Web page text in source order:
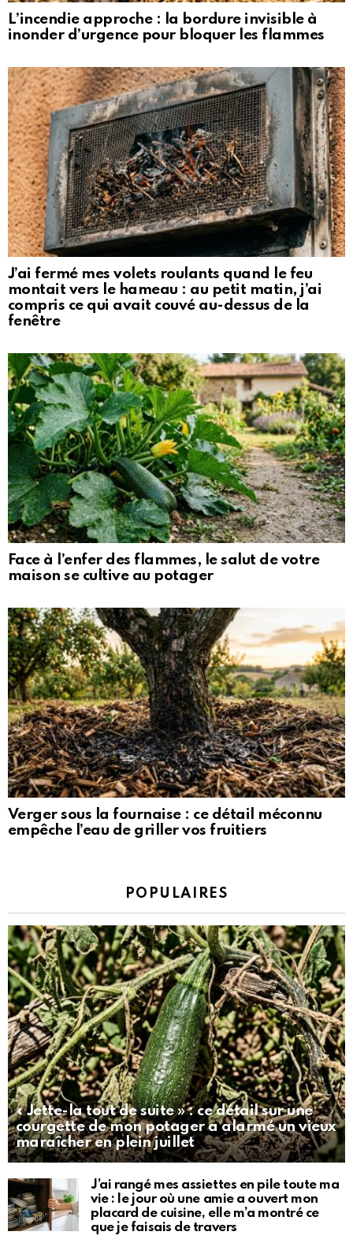
L’incendie approche : la bordure invisible à
inonder d’urgence pour bloquer les flammes
J’ai fermé mes volets roulants quand le feu
montait vers le hameau : au petit matin, j’ai
compris ce qui avait couvé au-dessus de la
fenêtre
Face à l’enfer des flammes, le salut de votre
maison se cultive au potager
Verger sous la fournaise : ce détail méconnu
empêche l’eau de griller vos fruitiers
POPULAIRES
« Jette-la tout de suite » : ce détail sur une
courgette de mon potager a alarmé un vieux
maraîcher en plein juillet
J’ai rangé mes assiettes en pile toute ma
vie : le jour où une amie a ouvert mon
placard de cuisine, elle m’a montré ce
que je faisais de travers